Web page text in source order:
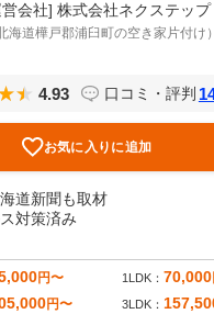
会社] 株式会社ネクステップ
北海道樺戸郡浦臼町の空き家片付け）
4.93 口コミ・評判
お気に入りに追加
道新聞も取材
対策済み
円〜 1LDK 70,000
円〜 3LDK